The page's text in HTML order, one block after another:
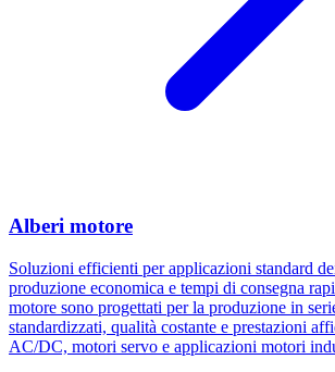
Alberi motore
Soluzioni efficienti per applicazioni standard
produzione economica e tempi di consegna
motore sono progettati per la produzione in
standardizzati, qualità costante e prestazioni
AC/DC, motori servo e applicazioni motori